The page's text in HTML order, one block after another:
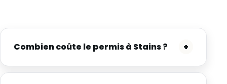
Combien coûte le permis à Stains ? +